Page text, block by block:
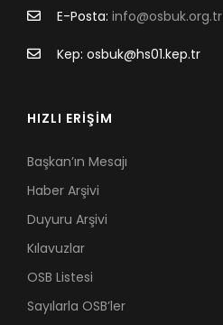
E-Posta: info@osbuk.org.tr
Kep: osbuk@hs01.kep.tr
HIZLI ERİŞİM
Başkan’ın Mesajı
Haber Arşivi
Duyuru Arşivi
Kılavuzlar
OSB Listesi
Sayılarla OSB’ler